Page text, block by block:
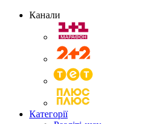
Канали
Категорії